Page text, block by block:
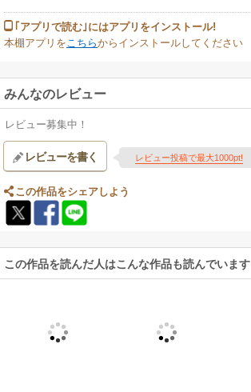
｢アプリで読む｣にはアプリをインストール!
本棚アプリを こちらからインストールしてください
みんなのレビュー
レビュー募集中！
レビューを書く レビュー投稿で最大1000pt!
この作品をシェアしよう
この作品を読んだ人はこんな作品も読んでいます